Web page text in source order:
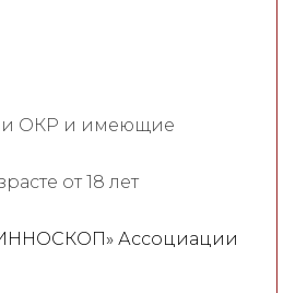
и ОКР и имеющие
от 18 лет
Ассоциации